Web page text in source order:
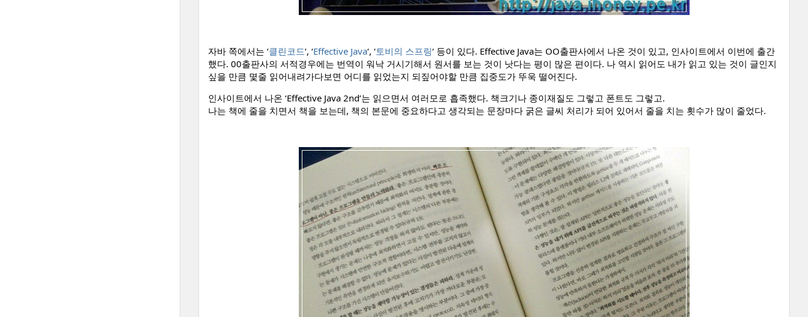
자바 쪽에서는 ‘클린코드‘, ‘Effective Java‘, ‘토비의 스프링‘ 등이 있다. Effective Java는 OO출판사에서 나온 것이 있고, 인사이트에서 이번에 출간
했다. 00출판사의 서적경우에는 번역이 워낙 거시기해서 원서를 보는 것이 낫다는 평이 많은 편이다. 나 역시 읽어도 내가 읽고 있는 것이 글인지
싶을 만큼 몇줄 읽어내려가다보면 어디를 읽었는지 되짚어야할 만큼 집중도가 뚜욱 떨어진다.
인사이트에서 나온 ‘Effective Java 2nd’는 읽으면서 여러모로 흡족했다. 책크기나 종이재질도 그렇고 폰트도 그렇고.
나는 책에 줄을 치면서 책을 보는데, 책의 본문에 중요하다고 생각되는 문장마다 굵은 글씨 처리가 되어 있어서 줄을 치는 횟수가 많이 줄었다.